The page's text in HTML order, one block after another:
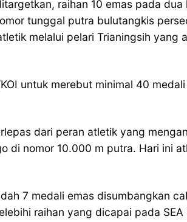
raihan 10 emas pada
tunggal putra bulutangkis
melalui pelari Trianingsih yang
untuk merebut minimal 40
dari peran atletik yang
nomor 10.000 m putra. Hari ini
7 medali emas disumbangkan
raihan yang dicapai pada